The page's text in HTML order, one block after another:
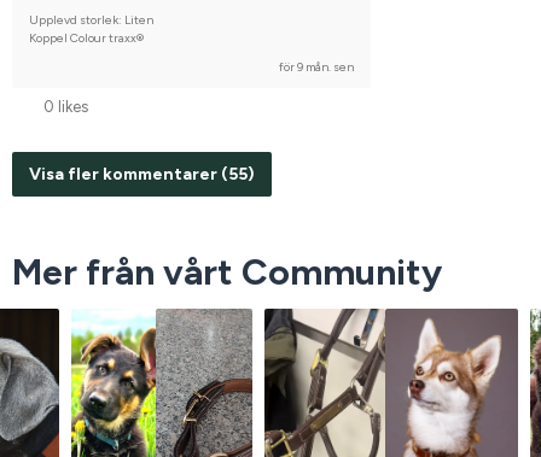
Upplevd storlek: Liten
Koppel Colour traxx®
för 9 mån. sen
0 likes
Visa fler kommentarer (55)
Mer från vårt Community